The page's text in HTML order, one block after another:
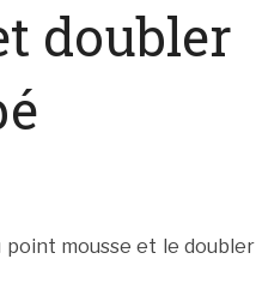
doubler
point mousse et le doubler